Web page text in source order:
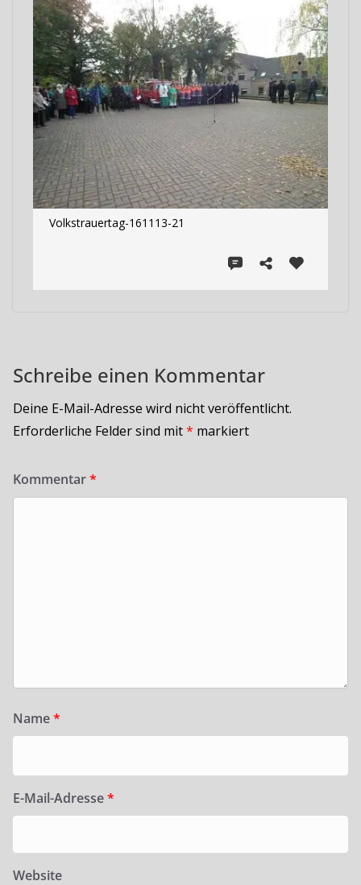
Volkstrauertag-161113-21
Schreibe einen Kommentar
Deine E-Mail-Adresse wird nicht veröffentlicht.
Erforderliche Felder sind mit* markiert
Kommentar*
Name*
E-Mail-Adresse*
Website